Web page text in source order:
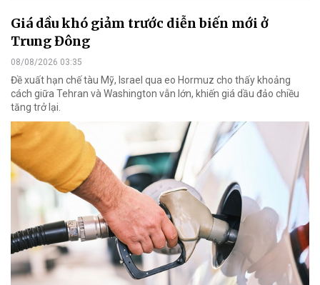
Giá dầu khó giảm trước diễn biến mới ở
Trung Đông
08/08/2026 03:35
Đề xuất hạn chế tàu Mỹ, Israel qua eo Hormuz cho thấy khoảng
cách giữa Tehran và Washington vẫn lớn, khiến giá dầu đảo chiều
tăng trở lại.